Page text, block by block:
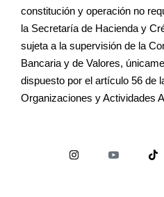
constitución y operación no
la Secretaría de Hacienda y
sujeta a la supervisión de la
Bancaria y de Valores,
dispuesto por el artículo 56 de
Organizaciones y Actividades